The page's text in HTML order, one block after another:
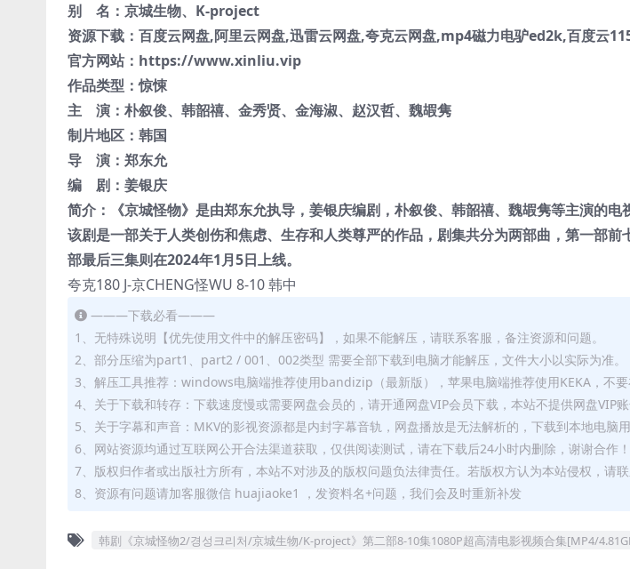
别 名： 京城生物、 K-project
资源下载：百度云网盘,阿里云网盘,迅雷云网盘,夸克云网盘,mp4磁力电驴ed2k,百度云
官方网站：https://www.xinliu.vip
作品类型：惊悚
主 演： 朴叙俊、 韩韶禧、 金秀贤、 金海淑、 赵汉哲、 魏嘏隽
制片地区： 韩国
导 演： 郑东允
编 剧： 姜银庆
简介：《京城怪物》是由郑东允执导，姜银庆编剧，朴叙俊、韩韶禧、魏嘏隽等主演的电
该剧是一部关于人类创伤和焦虑、生存和人类尊严的作品，剧集共分为两部曲，第一部
部最后三集则在2024年1月5日上线。
夸克180 J-京CHENG怪WU 8-10 韩中
———下载必看———
1、无特殊说明【优先使用文件中的解压密码】，如果不能解压，请联系客服，备注资源和问题。
2、部分压缩为part1、part2 / 001、002类型 需要全部下载到电脑才能解压，文件大小以实际为准。
3、解压工具推荐：windows电脑端推荐使用bandizip（最新版），苹果电脑端推荐使用KEKA，不要
4、关于下载和转存：下载速度慢或需要网盘会员的，请开通网盘VIP会员下载，本站不提供网盘VIP账
5、关于字幕和声音：MKV的影视资源都是内封字幕音轨，网盘播放是无法解析的，下载到本地电脑
6、网站资源均通过互联网公开合法渠道获取，仅供阅读测试，请在下载后24小时内删除，谢谢合作！
7、版权归作者或出版社方所有，本站不对涉及的版权问题负法律责任。若版权方认为本站侵权，请联
8、资源有问题请加客服微信 huajiaoke1 ，发资料名+问题，我们会及时重新补发
韩剧《京城怪物2/경성크리처/京城生物/K-project》第二部8-10集1080P超高清电影视频合集[MP4/